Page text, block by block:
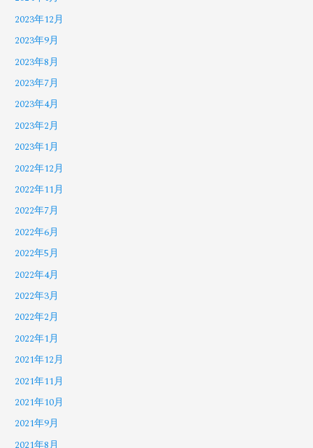
2023年12月
2023年9月
2023年8月
2023年7月
2023年4月
2023年2月
2023年1月
2022年12月
2022年11月
2022年7月
2022年6月
2022年5月
2022年4月
2022年3月
2022年2月
2022年1月
2021年12月
2021年11月
2021年10月
2021年9月
2021年8月